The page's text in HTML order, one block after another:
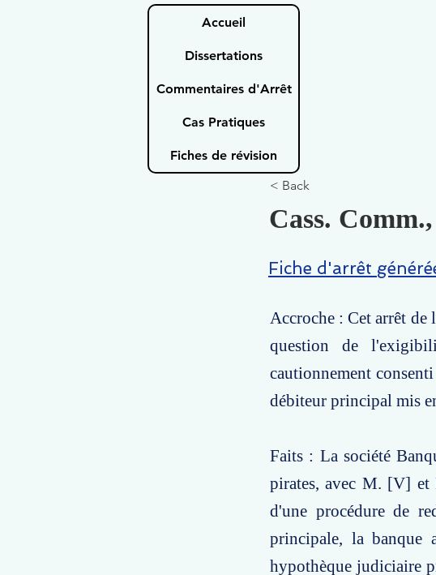
Accueil
Dissertations
Commentaires d'Arrêt
Cas Pratiques
Fiches de révision
< Back
Cass.
Fiche d'arrêt
Accroche : Cet arrêt de
question de
cautionnement
débiteur principal mis
Faits : La société
pirates, avec M. [V]
d'une procédure de
principale, la banque
hypothèque judiciaire